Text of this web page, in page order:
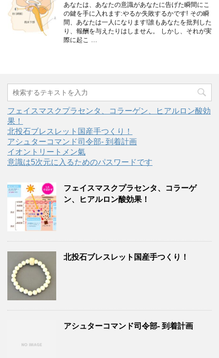
あなたは、あなたの意識があなたに告げた瞬間にこ
の鍵を手に入れます:やるか失敗するかです! その瞬
間、あなたは一人になります!誰もあなたを批判した
り、報酬を与えたりはしません。 しかし、それが実
際に起こ …
フェイスマスクプラセンタ、コラーゲン、ヒアルロン酸効
果！
北投石ブレスレット国産手つくり！
アシュターコマンド司令部- 到着計画
イオントリートメン氣
意識は5次元に入るためのパスワードです
フェイスマスクプラセンタ、コラーゲ
ン、ヒアルロン酸効果！
北投石ブレスレット国産手つくり！
アシュターコマンド司令部- 到着計画